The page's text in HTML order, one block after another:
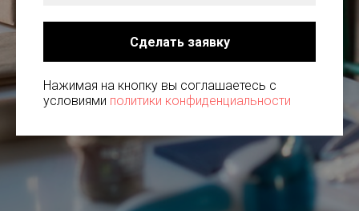
Сделать заявку
Нажимая на кнопку вы соглашаетесь с
условиями политики конфиденциальности